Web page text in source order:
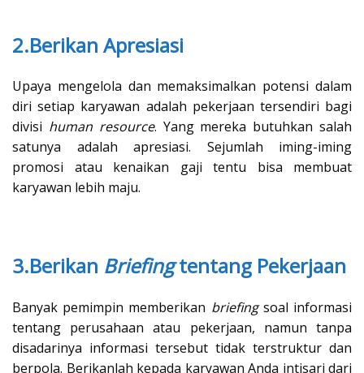
2.Berikan Apresiasi
Upaya mengelola dan memaksimalkan potensi dalam
diri setiap karyawan adalah pekerjaan tersendiri bagi
divisi human resource. Yang mereka butuhkan salah
satunya adalah apresiasi. Sejumlah iming-iming
promosi atau kenaikan gaji tentu bisa membuat
karyawan lebih maju.
3.Berikan Briefingtentang Pekerjaan
Banyak pemimpin memberikan briefingsoal informasi
tentang perusahaan atau pekerjaan, namun tanpa
disadarinya informasi tersebut tidak terstruktur dan
berpola. Berikanlah kepada karyawan Anda intisari dari